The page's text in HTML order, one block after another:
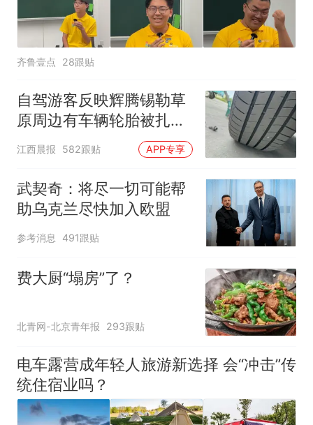
齐鲁壹点 28跟贴
自驾游客反映辉腾锡勒草
原周边有车辆轮胎被扎，
修理店铺换胎价格高达千
元，官方发布情况通报
江西晨报 582跟贴 APP专享
武契奇：将尽一切可能帮
助乌克兰尽快加入欧盟
参考消息 491跟贴
费大厨“塌房”了？
北青网-北京青年报 293跟贴
电车露营成年轻人旅游新选择 会“冲击”传
统住宿业吗？